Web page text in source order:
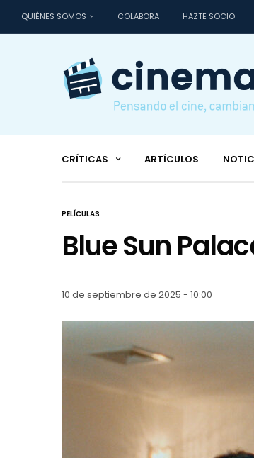
QUIÉNES SOMOS COLABORA HAZTE SOCIO
CRÍTICAS ARTÍCULOS
PELÍCULAS
Blue Sun
10 de septiembre de 2025 - 10:00